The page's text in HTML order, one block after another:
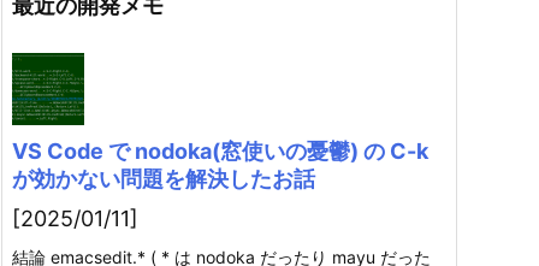
最近の開発メモ
VS Code で nodoka(窓使いの憂鬱) の C-k
が効かない問題を解決したお話
[2025/01/11]
結論 emacsedit.* ( * は nodoka だったり mayu だった